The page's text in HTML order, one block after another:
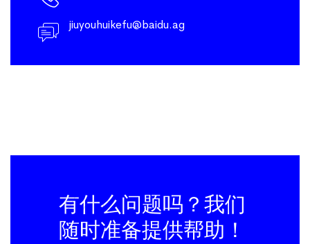
jiuyouhuikefu@baidu.ag
有什么问题吗？我们
随时准备提供帮助！